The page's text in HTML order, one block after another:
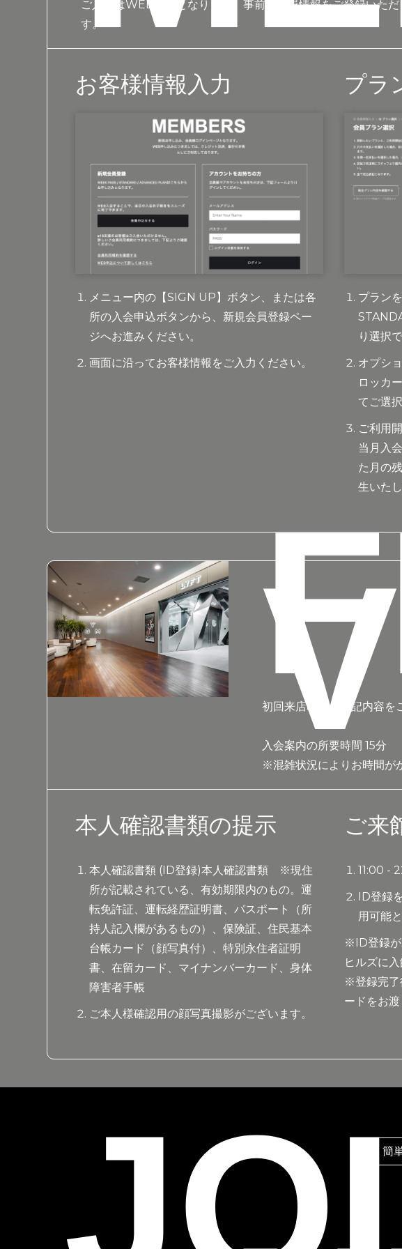
ご入会はWEBからとなります。事前に会員情報をご登録いた
す。
お客様情報入力
メニュー内の【SIGN UP】ボタン、または各
所の入会申込ボタンから、新規会員登録ペー
ジへお進みください。
画面に沿ってお客様情報をご入力ください。
プラ
プラン
り選択
オプシ
ロッカ
てご選
ご利用
当月入
た月の
生いたし
初回来店時は、下記内容を
入会案内の所要時間 15分
※混雑状況によりお時間が
本人確認書類の提示
本人確認書類 (ID登録)本人確認書類 ※現住
所が記載されている、有効期限内のもの。運
転免許証、運転経歴証明書、パスポート（所
持人記入欄があるもの）、保険証、住民基本
台帳カード（顔写真付）、特別永住者証明
書、在留カード、マイナンバーカード、身体
障害者手帳
ご本人様確認用の顔写真撮影がございます。
ご来
11:00 -
ID登録
用可能
※ID登録が
ヒルズに入
※登録完了
ードをお渡
簡